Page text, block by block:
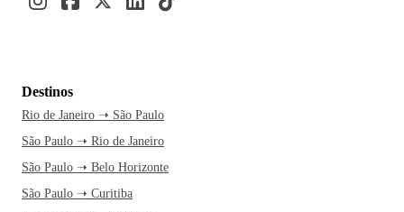
Destinos
Rio de Janeiro ➝ São Paulo
São Paulo ➝ Rio de Janeiro
São Paulo ➝ Belo Horizonte
São Paulo ➝ Curitiba